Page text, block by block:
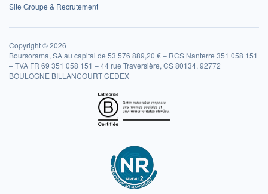
Site Groupe & Recrutement
Copyright © 2026
Boursorama, SA au capital de 53 576 889,20 € – RCS Nanterre 351 058 151
– TVA FR 69 351 058 151 – 44 rue Traversière, CS 80134, 92772
BOULOGNE BILLANCOURT CEDEX